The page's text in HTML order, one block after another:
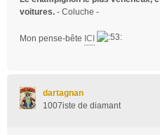
voitures. - Coluche -
Mon pense-bête ICI
dartagnan
1007iste de diamant